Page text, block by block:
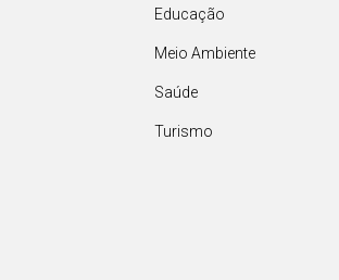
Educação
Meio Ambiente
Saúde
Turismo